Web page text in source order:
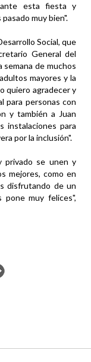
esta fiesta y
muy bien".
Social, que
General del
semana de muchos
mayores y la
quiero agradecer y
para personas con
y también a Juan
instalaciones para
por la inclusión".
privado se unen y
mejores, como en
disfrutando de un
muy felices",